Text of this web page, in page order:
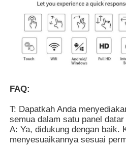
FAQ:
T: Dapatkah Anda
semua dalam satu panel
A: Ya, didukung dengan baik.
menyesuaikannya sesuai